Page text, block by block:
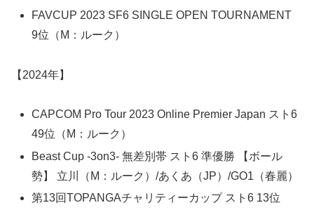
FAVCUP 2023 SF6 SINGLE OPEN TOURNAMENT
9位（M：ルーク）
【2024年】
CAPCOM Pro Tour 2023 Online Premier Japan スト6
49位（M：ルーク）
Beast Cup -3on3- 無差別帯 スト6 準優勝 【ボール
勢】 立川（M：ルーク）/あくあ（JP）/GO1（春麗）
第13回TOPANGAチャリティーカップ スト6 13位